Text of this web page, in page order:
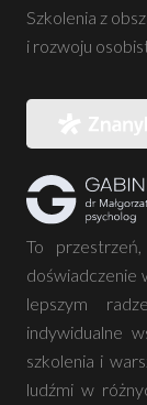
Szkolenia z
i rozwoju
To
doświadczenie
lepszym
indywidualne
szkolenia i
ludźmi w